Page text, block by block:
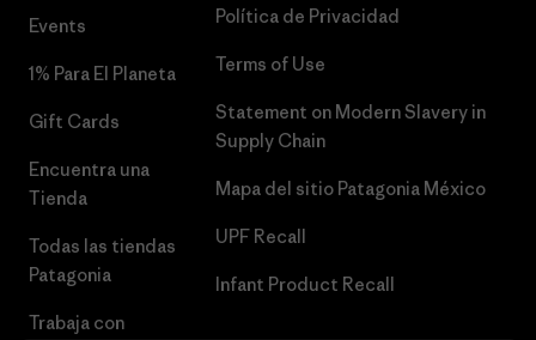
Events
1% Para El Planeta
Gift Cards
Encuentra una
Tienda
Todas las tiendas
Patagonia
Trabaja con
Política de Privacidad
Terms of Use
Statement on Modern Slavery in
Supply Chain
Mapa del sitio Patagonia México
UPF Recall
Infant Product Recall